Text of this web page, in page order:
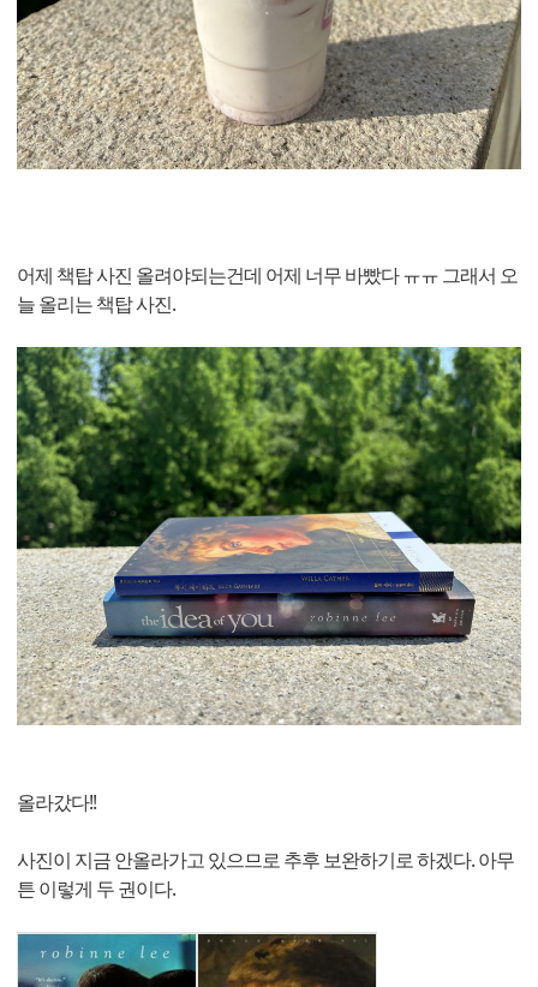
어제 책탑 사진 올려야되는건데 어제 너무 바빴다 ㅠㅠ 그래서 오
늘 올리는 책탑 사진.
올라갔다!!
사진이 지금 안올라가고 있으므로 추후 보완하기로 하겠다. 아무
튼 이렇게 두 권이다.